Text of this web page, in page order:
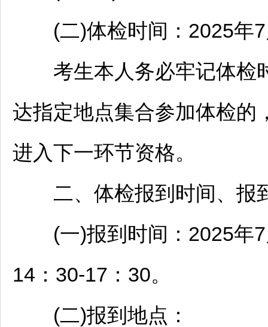
(二)体检时间：2025年7
考生本人务必牢记体检
达指定地点集合参加体检的
进入下一环节资格。
二、体检报到时间、报
(一)报到时间：2025年7
14：30-17：30。
(二)报到地点：